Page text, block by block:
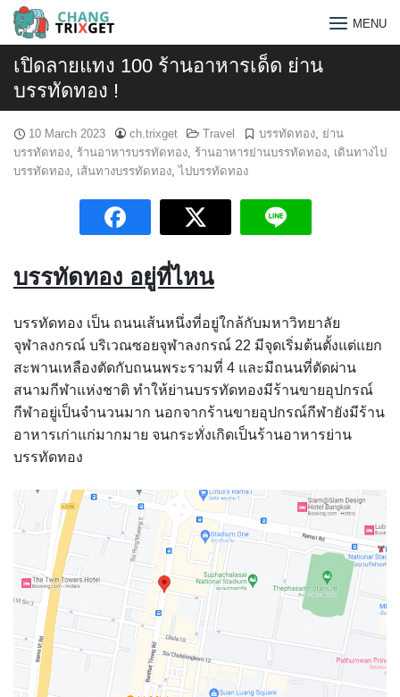
Skip
content
Search
for:
MENU
เปิดลายแทง 100 ร้านอาหารเด็ด ย่าน
บรรทัดทอง !
10 March 2023 ch.trixget Travel บรรทัดทอง, ย่าน
บรรทัดทอง, ร้านอาหารบรรทัดทอง, ร้านอาหารย่านบรรทัดทอง, เดินทางไป
บรรทัดทอง, เส้นทางบรรทัดทอง,ไปบรรทัดทอง
บรรทัดทอง อยู่ที่ไหน
บรรทัดทอง เป็น ถนนเส้นหนึ่งที่อยู่ใกล้กับมหาวิทยาลัย
จุฬาลงกรณ์ บริเวณซอยจุฬาลงกรณ์ 22 มีจุดเริ่มต้นตั้งแต่แยก
สะพานเหลืองตัดกับถนนพระรามที่ 4 และมีถนนที่ตัดผ่าน
สนามกีฬาแห่งชาติ ทำให้ย่านบรรทัดทองมีร้านขายอุปกรณ์
กีฬาอยู่เป็นจำนวนมาก นอกจากร้านขายอุปกรณ์กีฬายังมีร้าน
อาหารเก่าแก่มากมาย จนกระทั่งเกิดเป็นร้านอาหารย่าน
บรรทัดทอง